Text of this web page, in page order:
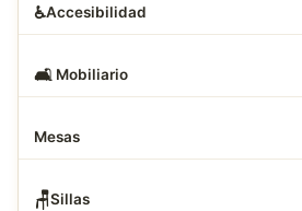
♿Accesibilidad
🛋 ️ Mobiliario
Mesas
🪑Sillas